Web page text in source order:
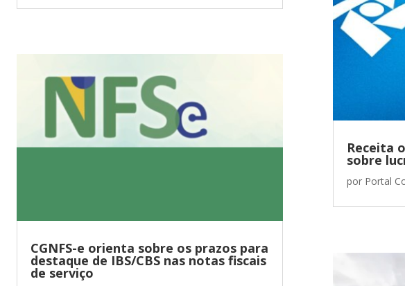
CGNFS-e orienta sobre os prazos para
destaque de IBS/CBS nas notas fiscais
de serviço
Receita
sobre
por Portal